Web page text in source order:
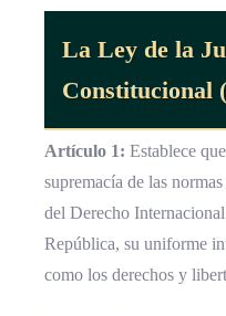
La Ley de la
Constitucional
Artículo 1: Establece
supremacía de las
del Derecho
República, su uniforme
como los derechos y